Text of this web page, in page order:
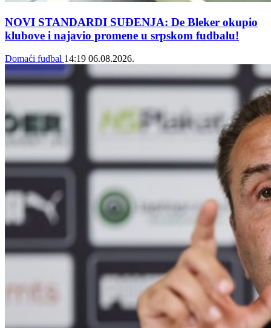
NOVI STANDARDI SUĐENJA: De Bleker okupio
klubove i najavio promene u srpskom fudbalu!
Domaći fudbal 14:19 06.08.2026.